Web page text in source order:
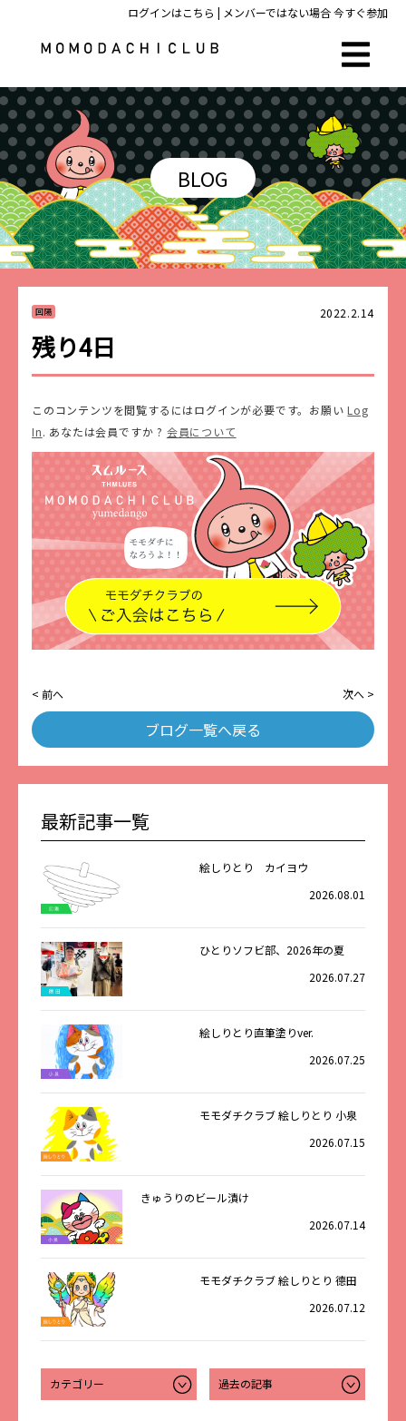
ログインはこちら | メンバーではない場合今すぐ参加
BLOG
回陽 2022.2.14
残り4日
このコンテンツを閲覧するにはログインが必要です。お願いLog
In. あなたは会員ですか ? 会員について
< 前へ
ブログ一覧へ戻る
次へ >
最新記事一覧
絵しりとり カイヨウ
2026.08.01
ひとりソフビ部、2026年の夏
2026.07.27
絵しりとり直筆塗りver.
2026.07.25
モモダチクラブ 絵しりとり 小泉
2026.07.15
きゅうりのビール漬け
2026.07.14
モモダチクラブ 絵しりとり 德田
2026.07.12